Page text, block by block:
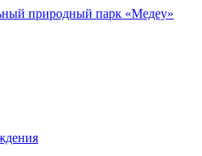
природный парк «Медеу»